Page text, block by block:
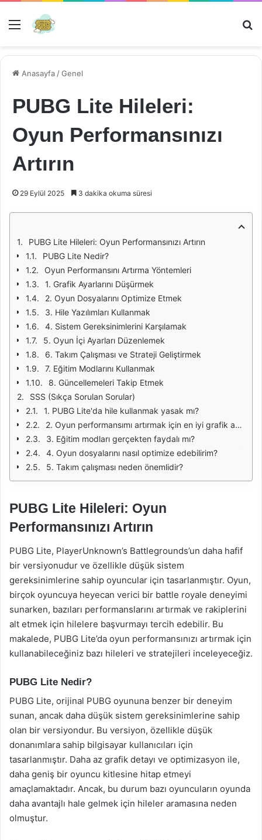
Menü
Anasayfa /Genel
PUBG Lite Hileleri:
Oyun Performansınızı
Artırın
29 Eylül 2025 3 dakika okuma süresi
PUBG Lite Hileleri: Oyun Performansınızı Artırın
PUBG Lite Nedir?
Oyun Performansını Artırma Yöntemleri
1. Grafik Ayarlarını Düşürmek
2. Oyun Dosyalarını Optimize Etmek
3. Hile Yazılımları Kullanmak
4. Sistem Gereksinimlerini Karşılamak
5. Oyun İçi Ayarları Düzenlemek
6. Takım Çalışması ve Strateji Geliştirmek
7. Eğitim Modlarını Kullanmak
8. Güncellemeleri Takip Etmek
SSS (Sıkça Sorulan Sorular)
1. PUBG Lite'da hile kullanmak yasak mı?
2. Oyun performansımı artırmak için en iyi grafik ayarları nelerdir?
3. Eğitim modları gerçekten faydalı mı?
4. Oyun dosyalarını nasıl optimize edebilirim?
5. Takım çalışması neden önemlidir?
PUBG Lite Hileleri: Oyun
Performansınızı Artırın
PUBG Lite, PlayerUnknown’s Battlegrounds’un daha hafif
bir versiyonudur ve özellikle düşük sistem
gereksinimlerine sahip oyuncular için tasarlanmıştır. Oyun,
birçok oyuncuya heyecan verici bir battle royale deneyimi
sunarken, bazıları performanslarını artırmak ve rakiplerini
alt etmek için hilelere başvurmayı tercih edebilir. Bu
makalede, PUBG Lite’da oyun performansınızı artırmak için
kullanabileceğiniz bazı hileleri ve stratejileri inceleyeceğiz.
PUBG Lite Nedir?
PUBG Lite, orijinal PUBG oyununa benzer bir deneyim
sunan, ancak daha düşük sistem gereksinimlerine sahip
olan bir versiyondur. Bu versiyon, özellikle düşük
donanımlara sahip bilgisayar kullanıcıları için
tasarlanmıştır. Daha az grafik detayı ve optimizasyon ile,
daha geniş bir oyuncu kitlesine hitap etmeyi
amaçlamaktadır. Ancak, bu durum bazı oyuncuların oyunda
daha avantajlı hale gelmek için hileler aramasına neden
olmuştur.